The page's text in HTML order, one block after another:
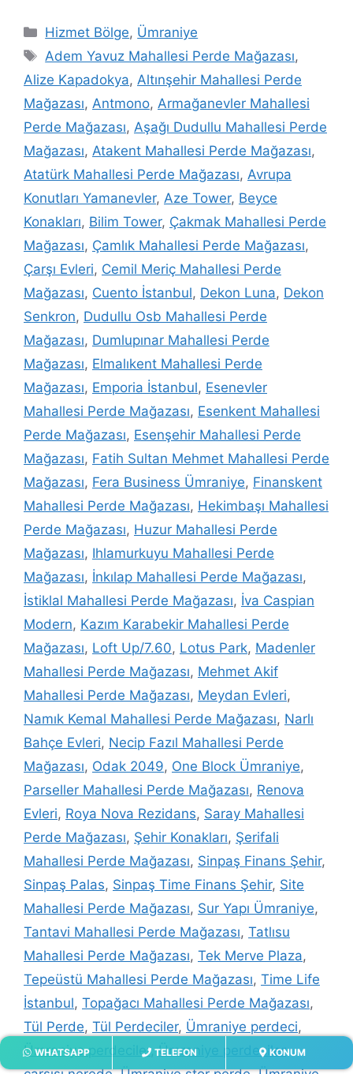
Hizmet Bölge, Ümraniye
Adem Yavuz Mahallesi Perde Mağazası,
Alize Kapadokya, Altınşehir Mahallesi Perde
Mağazası, Antmono, Armağanevler Mahallesi
Perde Mağazası, Aşağı Dudullu Mahallesi Perde
Mağazası, Atakent Mahallesi Perde Mağazası,
Atatürk Mahallesi Perde Mağazası, Avrupa
Konutları Yamanevler, Aze Tower, Beyce
Konakları, Bilim Tower, Çakmak Mahallesi Perde
Mağazası, Çamlık Mahallesi Perde Mağazası,
Çarşı Evleri, Cemil Meriç Mahallesi Perde
Mağazası, Cuento İstanbul, Dekon Luna, Dekon
Senkron, Dudullu Osb Mahallesi Perde
Mağazası, Dumlupınar Mahallesi Perde
Mağazası, Elmalıkent Mahallesi Perde
Mağazası, Emporia İstanbul, Esenevler
Mahallesi Perde Mağazası, Esenkent Mahallesi
Perde Mağazası, Esenşehir Mahallesi Perde
Mağazası, Fatih Sultan Mehmet Mahallesi Perde
Mağazası, Fera Business Ümraniye, Finanskent
Mahallesi Perde Mağazası, Hekimbaşı Mahallesi
Perde Mağazası, Huzur Mahallesi Perde
Mağazası, Ihlamurkuyu Mahallesi Perde
Mağazası, İnkılap Mahallesi Perde Mağazası,
İstiklal Mahallesi Perde Mağazası, İva Caspian
Modern, Kazım Karabekir Mahallesi Perde
Mağazası, Loft Up/7.60, Lotus Park, Madenler
Mahallesi Perde Mağazası, Mehmet Akif
Mahallesi Perde Mağazası, Meydan Evleri,
Namık Kemal Mahallesi Perde Mağazası, Narlı
Bahçe Evleri, Necip Fazıl Mahallesi Perde
Mağazası, Odak 2049, One Block Ümraniye,
Parseller Mahallesi Perde Mağazası, Renova
Evleri, Roya Nova Rezidans, Saray Mahallesi
Perde Mağazası, Şehir Konakları, Şerifali
Mahallesi Perde Mağazası, Sinpaş Finans Şehir,
Sinpaş Palas, Sinpaş Time Finans Şehir, Site
Mahallesi Perde Mağazası, Sur Yapı Ümraniye,
Tantavi Mahallesi Perde Mağazası, Tatlısu
Mahallesi Perde Mağazası, Tek Merve Plaza,
Tepeüstü Mahallesi Perde Mağazası, Time Life
İstanbul, Topağacı Mahallesi Perde Mağazası,
Tül Perde, Tül Perdeciler, Ümraniye perdeci,
Ümraniye perdeciler,Ümraniye perdeciler
WHATSAPP TELEFON KONUM